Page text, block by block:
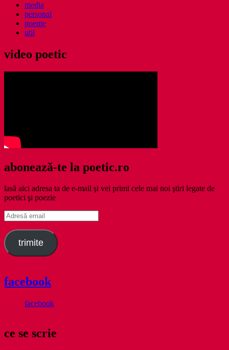
media
personal
poeme
util
video poetic
abonează-te la poetic.ro
lasă aici adresa ta de e-mail şi vei primi cele mai noi ştiri legate de
poetici şi poezie
Adresă
email
trimite
facebook
facebook
ce se scrie